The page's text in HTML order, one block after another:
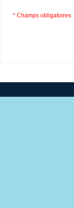
* Champs obligatoires